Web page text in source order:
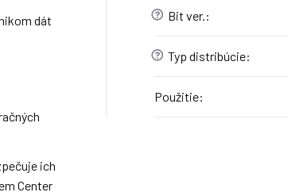
dát
ich
Center
? Bit ver.:
? Typ distribúcie:
Použitie: